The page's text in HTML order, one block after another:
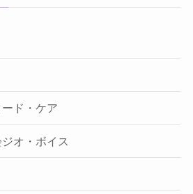
ド・ケア
オ・ボイス